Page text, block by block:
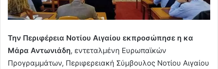
Την Περιφέρεια Νοτίου Αιγαίου εκπροσώπησε η κα
Μάρα Αντωνιάδη, εντεταλμένη Ευρωπαϊκών
Προγραμμάτων, Περιφερειακή Σύμβουλος Νοτίου Αιγαίου